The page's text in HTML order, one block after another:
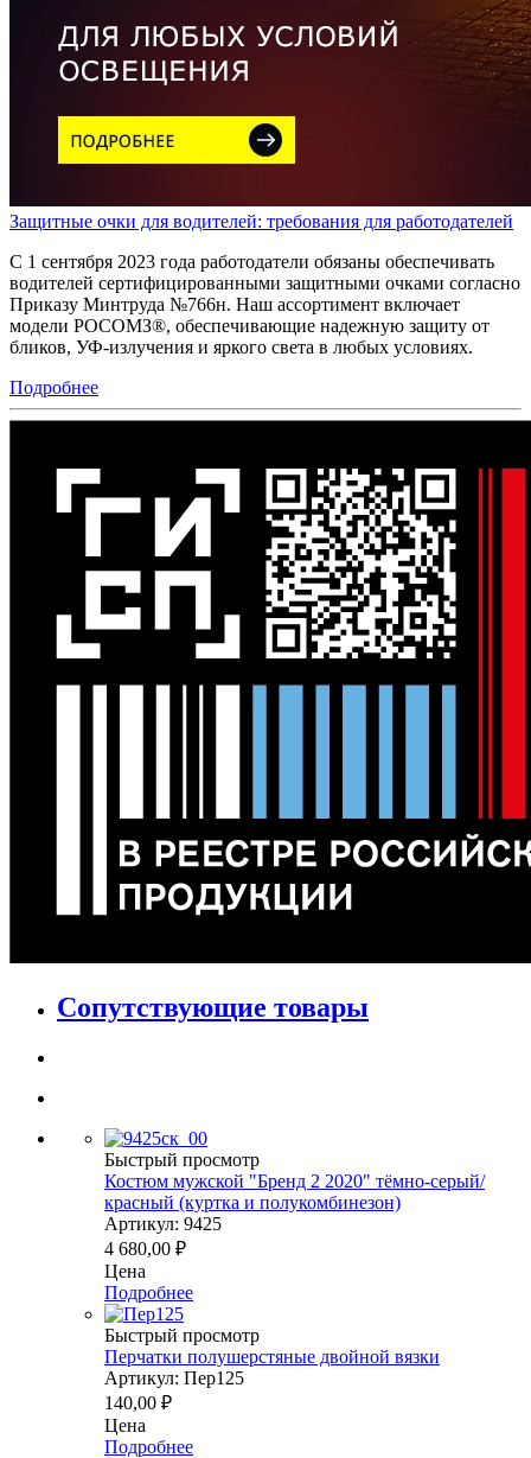
Защитные очки для водителей: требования для работодателей
С 1 сентября 2023 года работодатели обязаны обеспечивать
водителей сертифицированными защитными очками согласно
Приказу Минтруда №766н. Наш ассортимент включает
модели РОСОМЗ®, обеспечивающие надежную защиту от
бликов, УФ-излучения и яркого света в любых условиях.
Подробнее
Сопутствующие товары
Быстрый просмотр
Костюм мужской "Бренд 2 2020" тёмно-серый/
красный (куртка и полукомбинезон)
Артикул: 9425
4 680,00 ₽
Цена
Подробнее
Быстрый просмотр
Перчатки полушерстяные двойной вязки
Артикул: Пер125
140,00 ₽
Цена
Подробнее